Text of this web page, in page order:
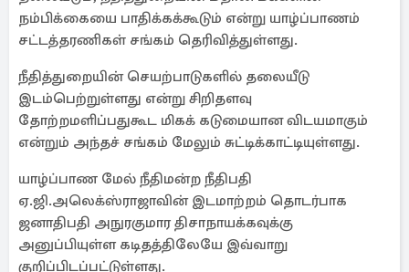
நம்பிக்கையை பாதிக்கக்கூடும் என்று யாழ்ப்பாணம்
சட்டத்தரணிகள் சங்கம் தெரிவித்துள்ளது.
நீதித்துறையின் செயற்பாடுகளில் தலையீடு
இடம்பெற்றுள்ளது என்று சிறிதளவு
தோற்றமளிப்பதுகூட மிகக் கடுமையான விடயமாகும்
என்றும் அந்தச் சங்கம் மேலும் சுட்டிக்காட்டியுள்ளது.
யாழ்ப்பாண மேல் நீதிமன்ற நீதிபதி
ஏ.ஜி.அலெக்ஸ்ராஜாவின் இடமாற்றம் தொடர்பாக
ஜனாதிபதி அநுரகுமார திசாநாயக்கவுக்கு
அனுப்பியுள்ள கடிதத்திலேயே இவ்வாறு
குறிப்பிடப்பட்டுள்ளது.